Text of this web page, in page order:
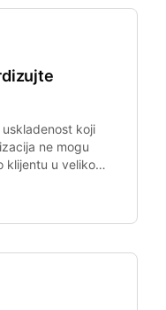
koji
ne mogu
klijentu u velikom